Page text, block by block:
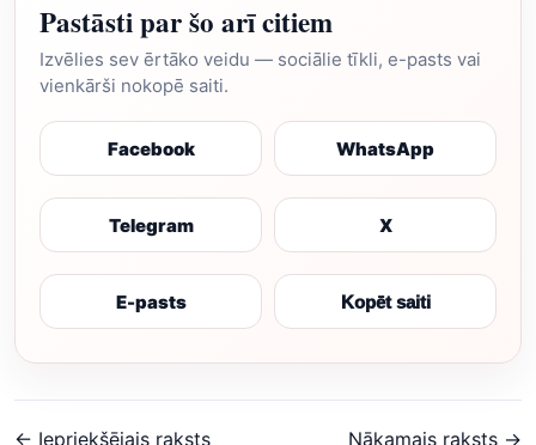
Pastāsti par šo arī citiem
Izvēlies sev ērtāko veidu — sociālie tīkli, e-pasts vai
vienkārši nokopē saiti.
Facebook WhatsApp
Telegram X
E-pasts Kopēt saiti
← Iepriekšējais raksts Nākamais raksts →